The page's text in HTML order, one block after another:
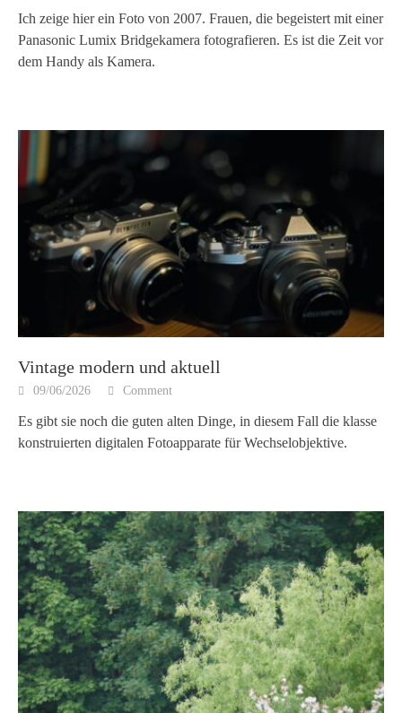
Ich zeige hier ein Foto von 2007. Frauen, die begeistert mit einer
Panasonic Lumix Bridgekamera fotografieren. Es ist die Zeit vor
dem Handy als Kamera.
Vintage modern und aktuell
09/06/2026 Comment
Es gibt sie noch die guten alten Dinge, in diesem Fall die klasse
konstruierten digitalen Fotoapparate für Wechselobjektive.